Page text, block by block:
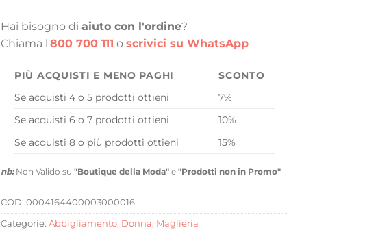
Hai bisogno di aiuto con l'ordine?
Chiama l'800 700 111 o scrivici su WhatsApp
PIÙ ACQUISTI E MENO PAGHI
SCONTO
Se acquisti 4 o 5 prodotti ottieni
7%
Se acquisti 6 o 7 prodotti ottieni
10%
Se acquisti 8 o più prodotti ottieni
15%
nb:Non Valido su "Boutique della Moda" e "Prodotti non in Promo"
COD: 0004164400003000016
Categorie: Abbigliamento, Donna, Maglieria